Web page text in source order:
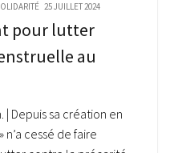
25 JUILLET 2024
pour lutter
au
| Depuis sa création en
n’a cessé de faire